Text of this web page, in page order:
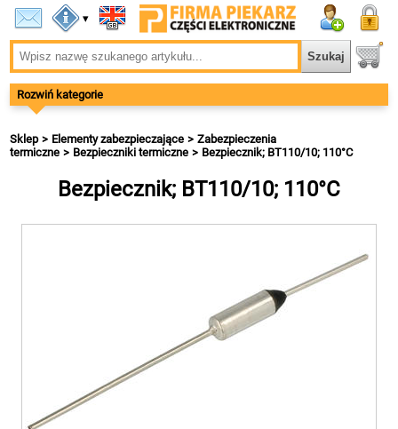
▾
Rozwiń kategorie
Sklep Elementy zabezpieczające
Zabezpieczenia
termiczne
Bezpieczniki termiczne Bezpiecznik; BT110/10; 110°C
Bezpiecznik; BT110/10; 110°C